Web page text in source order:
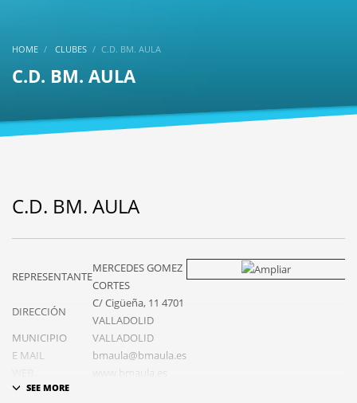
HOME CLUBES C.D. BM. AULA
C.D. BM. AULA
C.D. BM. AULA
REPRESENTANTE
MERCEDES GOMEZ
CORTES
DIRECCIÓN
C/ Cigüeña, 11 4701
VALLADOLID
MUNICIPIO
VALLADOLID
E MAIL
bmaula@bmaula.es
www.bmaula.es